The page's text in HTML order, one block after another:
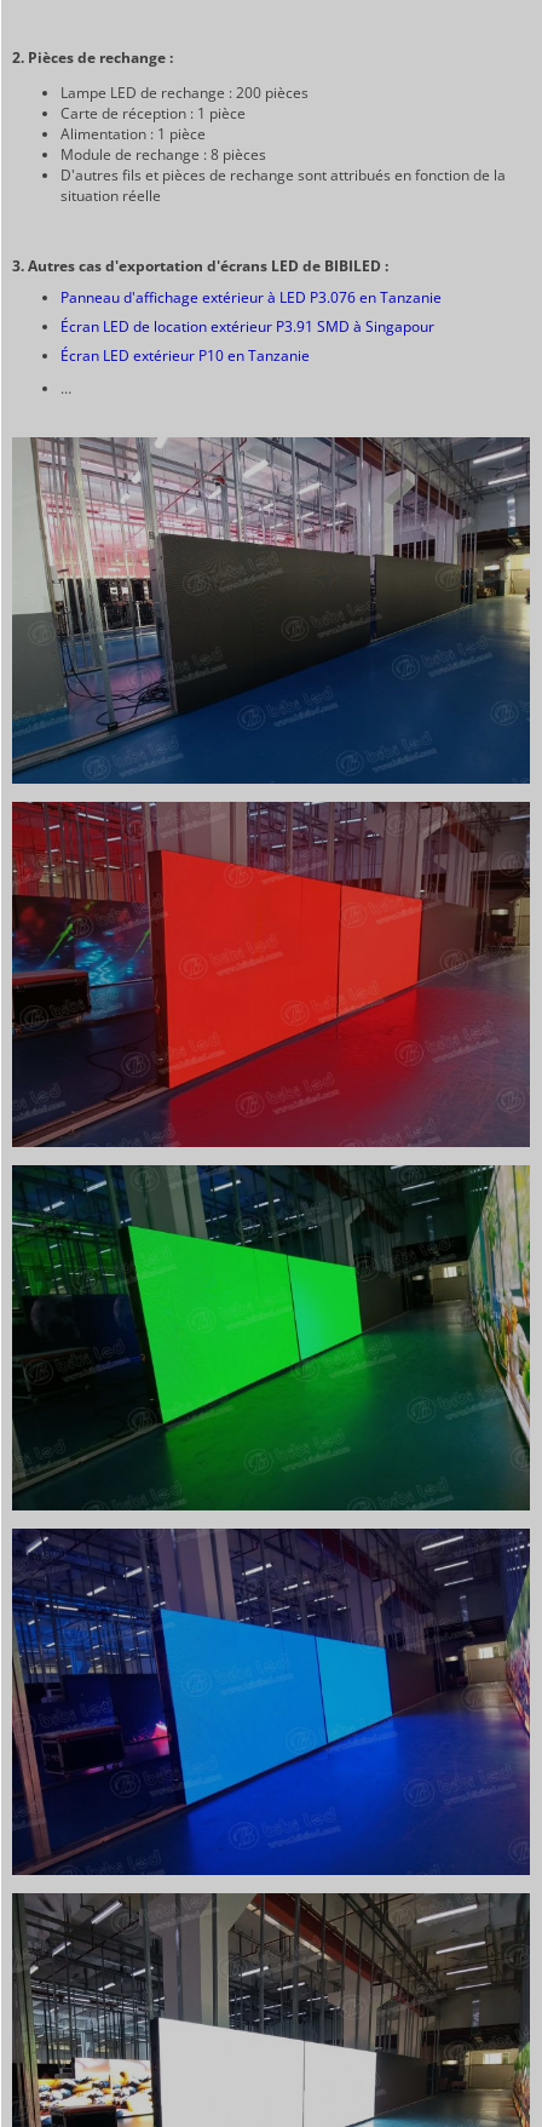
2. Pièces de rechange :
Lampe LED de rechange : 200 pièces
Carte de réception : 1 pièce
Alimentation : 1 pièce
Module de rechange : 8 pièces
D'autres fils et pièces de rechange sont attribués en fonction de la
situation réelle
3. Autres cas d'exportation d'écrans LED de BIBILED :
Panneau d'affichage extérieur à LED P3.076 en Tanzanie
Écran LED de location extérieur P3.91 SMD à Singapour
Écran LED extérieur P10 en Tanzanie
…